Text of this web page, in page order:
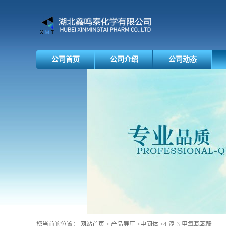
公司首页 公司介绍 公司动态
您当前的位置： 网站首页 > 产品展厅 >中间体 >4-溴-3-甲氧基苯酚